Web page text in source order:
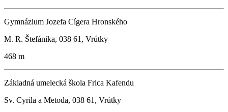
Gymnázium Jozefa Cígera Hronského
M. R. Štefánika, 038 61, Vrútky
468 m
Základná umelecká škola Frica Kafendu
Sv. Cyrila a Metoda, 038 61, Vrútky